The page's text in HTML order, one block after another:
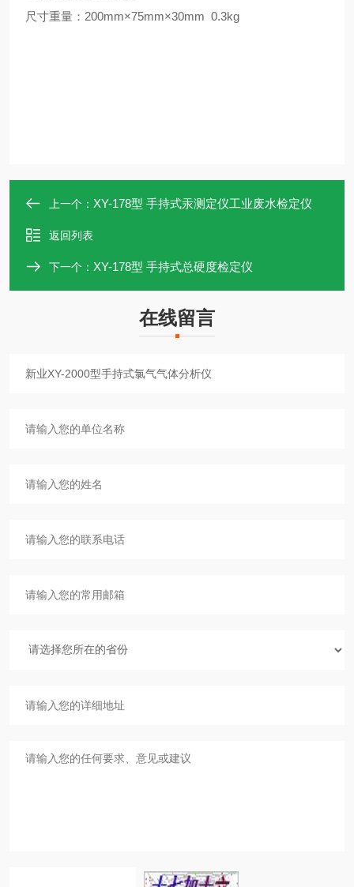
尺寸重量：200mm×75mm×30mm 0.3kg
上一个： XY-178型 手持式汞测定仪工业废水检定仪
返回列表
下一个： XY-178型 手持式总硬度检定仪
在线留言